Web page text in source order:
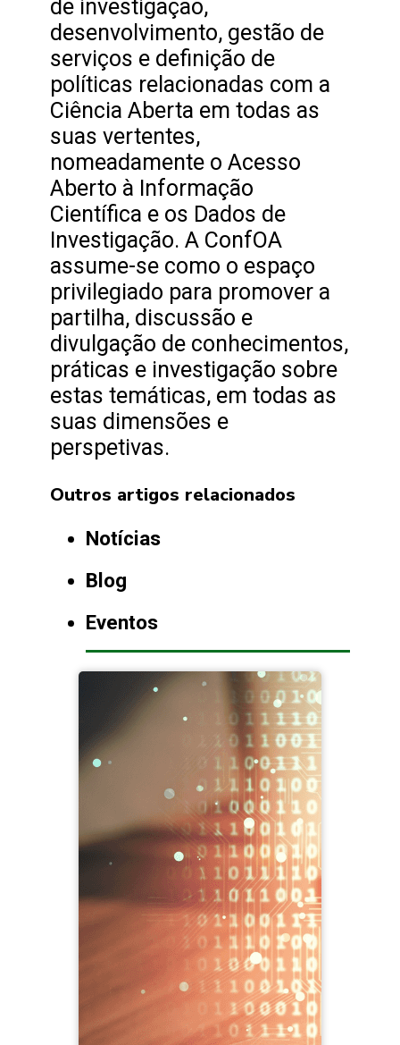
de investigação,
desenvolvimento, gestão de
serviços e definição de
políticas relacionadas com a
Ciência Aberta em todas as
suas vertentes,
nomeadamente o Acesso
Aberto à Informação
Científica e os Dados de
Investigação. A ConfOA
assume-se como o espaço
privilegiado para promover a
partilha, discussão e
divulgação de conhecimentos,
práticas e investigação sobre
estas temáticas, em todas as
suas dimensões e
perspetivas.
Outros artigos relacionados
Notícias
Blog
Eventos